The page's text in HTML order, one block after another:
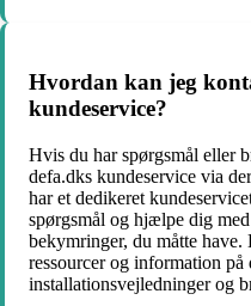
Hvordan kan jeg
kundeservice?
Hvis du har spørgsmål eller
defa.dks kundeservice via
har et dedikeret
spørgsmål og hjælpe dig
bekymringer, du måtte
ressourcer og information på
installationsvejledninger og